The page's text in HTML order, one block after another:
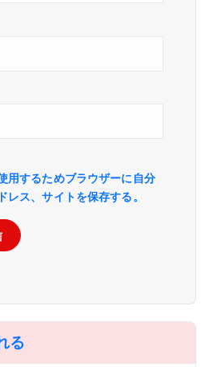
用するためブラウザーに自分
レス、サイトを保存する。
る